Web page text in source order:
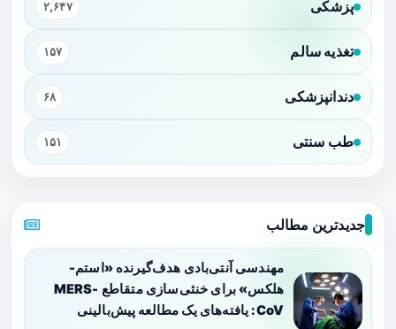
پزشکی ۲,۶۴۷
تغذیه سالم ۱۵۷
دندانپزشکی ۶۸
طب سنتی ۱۵۱
جدیدترین مطالب
مهندسی آنتی‌بادی هدف‌گیرنده «استم-
هلکس» برای خنثی‌سازی متقاطع MERS-
CoV: یافته‌های یک مطالعه پیش‌بالینی